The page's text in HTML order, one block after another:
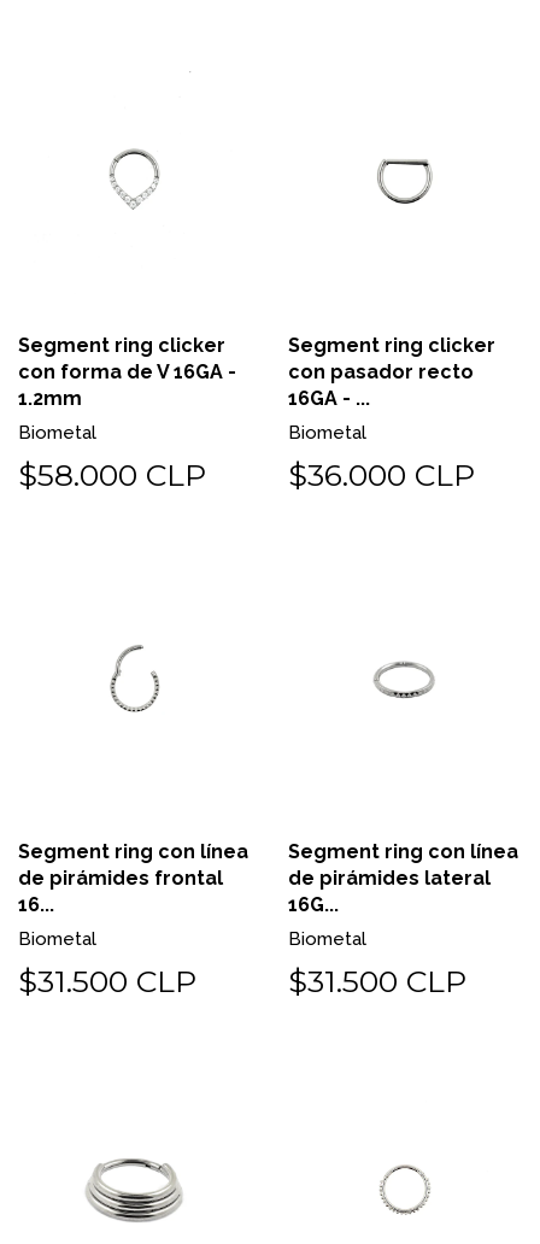
Segment ring clicker
con forma de V 16GA -
1.2mm
Biometal
$58.000 CLP
Segment ring clicker
con pasador recto
16GA - ...
Biometal
$36.000 CLP
Segment ring con línea
de pirámides frontal
16...
Biometal
$31.500 CLP
Segment ring con línea
de pirámides lateral
16G...
Biometal
$31.500 CLP